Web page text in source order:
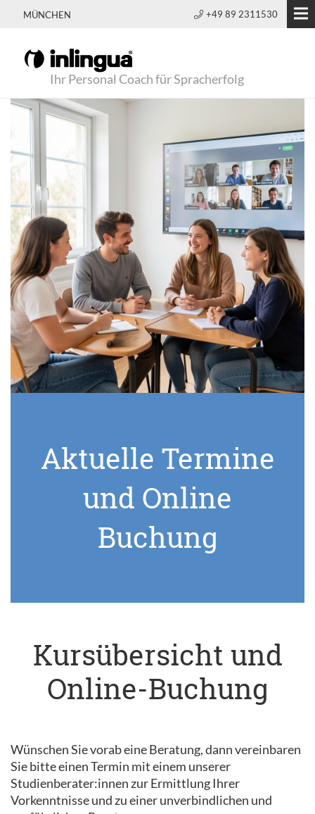
MÜNCHEN +49 89 2311530
Ihr Personal Coach für Spracherfolg
Aktuelle Termine
und Online
Buchung
Kursübersicht und
Online-Buchung
Wünschen Sie vorab eine Beratung, dann vereinbaren
Sie bitte einen Termin mit einem unserer
Studienberater:innen zur Ermittlung Ihrer
Vorkenntnisse und zu einer unverbindlichen und